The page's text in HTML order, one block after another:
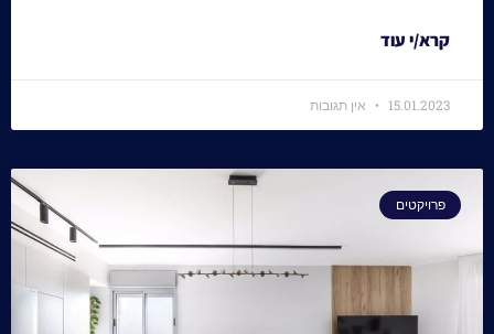
קרא/י עוד
15.01.2023 אין תגובות
פרויקטים